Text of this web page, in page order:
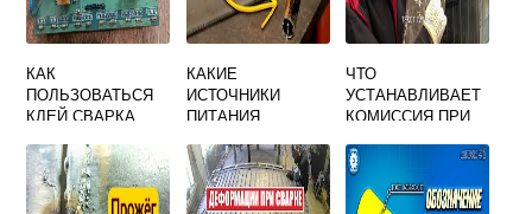
КАК
ПОЛЬЗОВАТЬСЯ
КЛЕЙ СВАРКА
AXTON
КАКИЕ
ИСТОЧНИКИ
ПИТАНИЯ
ИСПОЛЬЗОВАТЬ
ДЛЯ
МЕХАНИЗИРОВАН
ЧТО
УСТАНАВЛИВАЕТ
КОМИССИЯ ПРИ
СВАРОЧНОГО
ОБОРУДОВАНИЯ